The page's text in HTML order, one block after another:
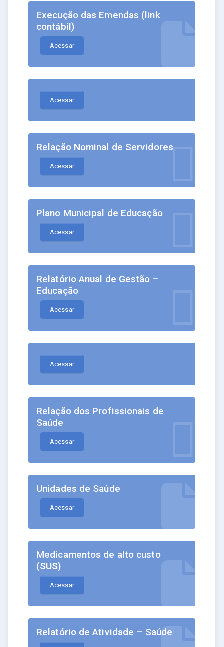
Execução das Emendas (link
contábil)
Acessar
Acessar
Relação Nominal de Servidores
Acessar
Plano Municipal de Educação
Acessar
Relatório Anual de Gestão –
Educação
Acessar
Acessar
Relação dos Profissionais de
Saúde
Acessar
Unidades de Saúde
Acessar
Medicamentos de alto custo
(SUS)
Acessar
Relatório de Atividade – Saúde